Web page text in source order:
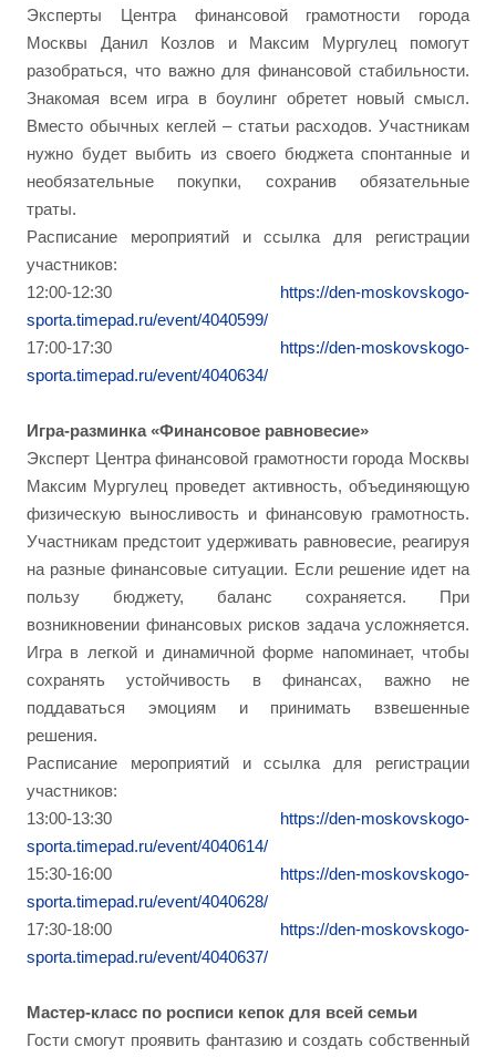
Эксперты Центра финансовой грамотности города
Москвы Данил Козлов и Максим Мургулец помогут
разобраться, что важно для финансовой стабильности.
Знакомая всем игра в боулинг обретет новый смысл.
Вместо обычных кеглей – статьи расходов. Участникам
нужно будет выбить из своего бюджета спонтанные и
необязательные покупки, сохранив обязательные
траты.
Расписание мероприятий и ссылка для регистрации
участников:
12:00-12:30 https://den-moskovskogo-
sporta.timepad.ru/event/4040599/
17:00-17:30 https://den-moskovskogo-
sporta.timepad.ru/event/4040634/
Игра-разминка «Финансовое равновесие»
Эксперт Центра финансовой грамотности города Москвы
Максим Мургулец проведет активность, объединяющую
физическую выносливость и финансовую грамотность.
Участникам предстоит удерживать равновесие, реагируя
на разные финансовые ситуации. Если решение идет на
пользу бюджету, баланс сохраняется. При
возникновении финансовых рисков задача усложняется.
Игра в легкой и динамичной форме напоминает, чтобы
сохранять устойчивость в финансах, важно не
поддаваться эмоциям и принимать взвешенные
решения.
Расписание мероприятий и ссылка для регистрации
участников:
13:00-13:30 https://den-moskovskogo-
sporta.timepad.ru/event/4040614/
15:30-16:00 https://den-moskovskogo-
sporta.timepad.ru/event/4040628/
17:30-18:00 https://den-moskovskogo-
sporta.timepad.ru/event/4040637/
Мастер-класс по росписи кепок для всей семьи
Гости смогут проявить фантазию и создать собственный